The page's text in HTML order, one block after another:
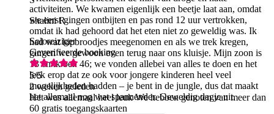
activiteiten. We kwamen eigenlijk een beetje laat aan, omdat
we eerst gingen ontbijten en pas rond 12 uur vertrokken,
omdat ik had gehoord dat het eten niet zo geweldig was. Ik
had wat kipbroodjes meegenomen en als we trek kregen,
gingen we gewoon even terug naar ons kluisje. Mijn zoon is
13 en ik ben 46; we vonden allebei van alles te doen en het
leek erop dat ze ook voor jongere kinderen heel veel
mogelijkheden hadden – je bent in de jungle, dus dat maakt
het allemaal nog wat spannender. Geweldig dagje uit.
Shalini R
Soloreiziger
Geverifieerde boeking
5/5
2 weken geleden
Het was allemaal heel leuk We hebben genoten van meer dan
60 gratis toegangskaarten